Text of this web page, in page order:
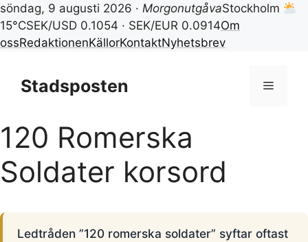
söndag, 9 augusti 2026 · MorgonutgåvaStockholm
15°CSEK/USD 0.1054 · SEK/EUR 0.0914Om
ossRedaktionenKällorKontaktNyhetsbrev
innehållStadsposten Meny
120 Romerska
Soldater korsord
Ledtråden ”120 romerska soldater” syftar oftast